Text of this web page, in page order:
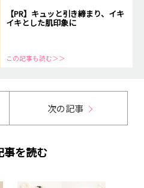
【PR】キュッと引き締まり、イキ
イキとした肌印象に
この記事も読む＞＞
次の記事
事を読む